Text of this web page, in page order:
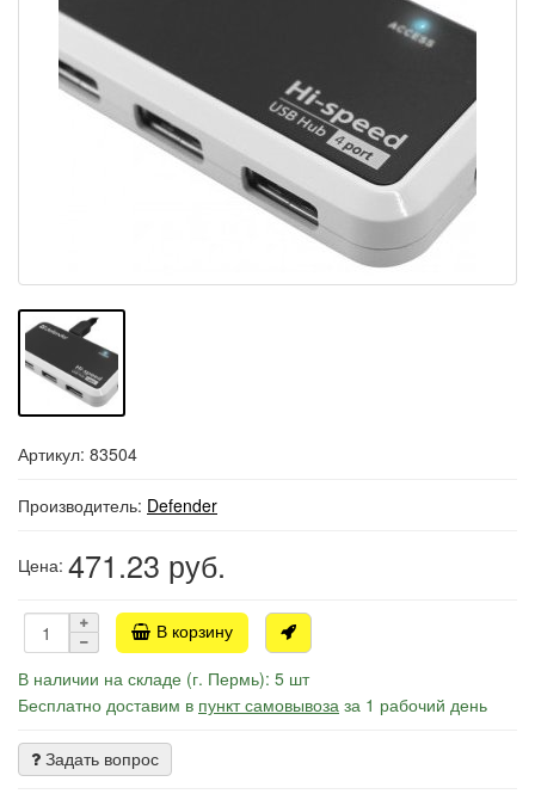
Артикул: 83504
Производитель: Defender
Цена: 471.23 руб.
В корзину
В наличии на складе (г. Пермь): 5 шт
Бесплатно доставим в пункт самовывоза за 1 рабочий день
Задать вопрос